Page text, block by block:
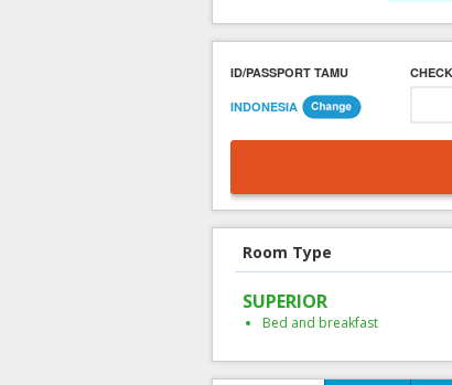
ID/PASSPORT TAMU
INDONESIA
Room Type
SUPERIOR
Bed and breakfast